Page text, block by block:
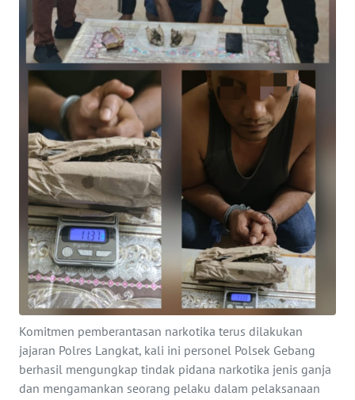
Komitmen pemberantasan narkotika terus dilakukan
jajaran Polres Langkat, kali ini personel Polsek Gebang
berhasil mengungkap tindak pidana narkotika jenis ganja
dan mengamankan seorang pelaku dalam pelaksanaan
PEDOMAN
MEDIA
SIBER
REDAKSI
KARIR
DISCLAIMER
Wahana
News
Regional
WN
SUMUT
WN